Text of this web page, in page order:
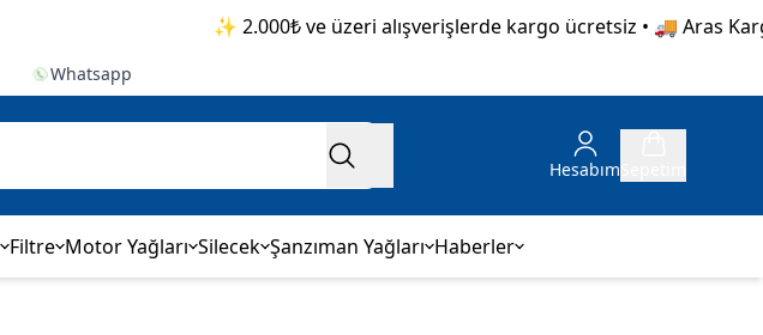
✨ 2.000₺ ve üzeri alışverişlerde kargo ücretsiz • 🚚 Aras
Whatsapp
Hesabım
Filtre Motor Yağları Silecek Şanzıman Yağları Haberler